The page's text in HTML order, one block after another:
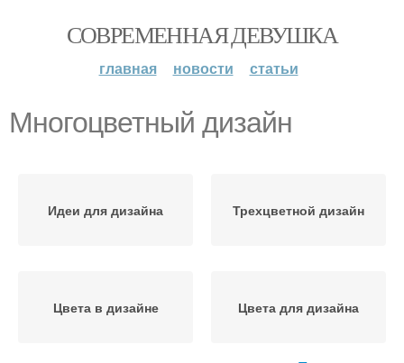
СОВРЕМЕННАЯ ДЕВУШКА
главная новости статьи
Многоцветный дизайн
Идеи для дизайна Трехцветной дизайн
Цвета в дизайне Цвета для дизайна